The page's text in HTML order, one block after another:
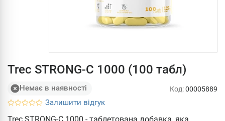
Trec STRONG-C 1000 (100 табл)
Немає в наявності
Залишити відгук
Код:00005889